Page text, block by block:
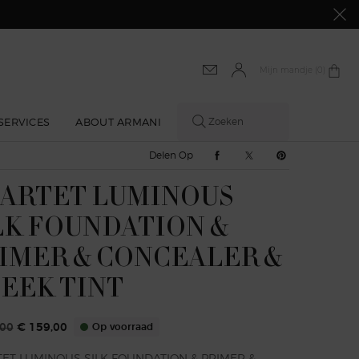
Mijn mandje
0 product
ABOUT ARMANI Zoeken
Delen Op Delen Op Facebook
Delen Op Twitter
Delen Op
LUMINOUS
FOUNDATION &
& CONCEALER &
TINT
prijs
€ 159,00 Op voorraad